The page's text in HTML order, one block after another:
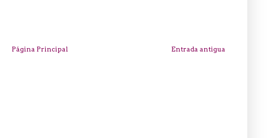
Entrada antigua
Página Principal